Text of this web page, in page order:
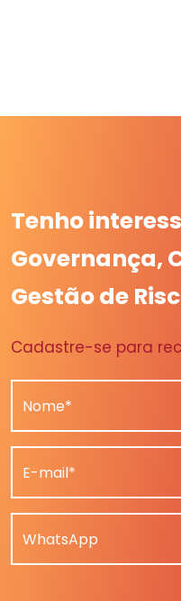
Tenho
Governança,
Gestão de
Cadastre-se para
Nome*
E-mail*
WhatsApp